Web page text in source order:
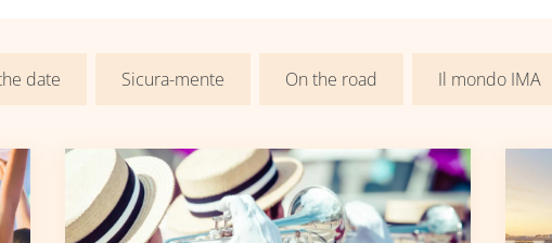
date Sicura-mente On the road Il mondo IMA